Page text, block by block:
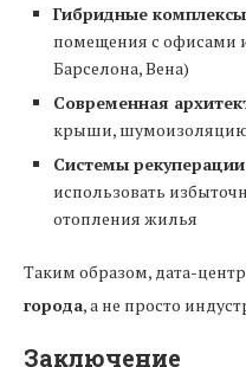
Гибридные комплексы
помещения с офисами
Барселона, Вена)
Современная
крыши, шумоизоляцию
Системы
использовать
отопления жилья
Таким образом, дата-
города, а не просто
Заключение